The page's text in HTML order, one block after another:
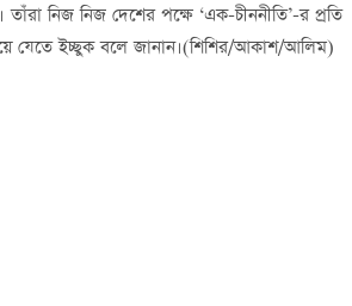
তাঁরা নিজ নিজ দেশের পক্ষে ‘এক-চীননীতি’-র প্রতি
যেতে ইচ্ছুক বলে জানান।(শিশির/আকাশ/আলিম)